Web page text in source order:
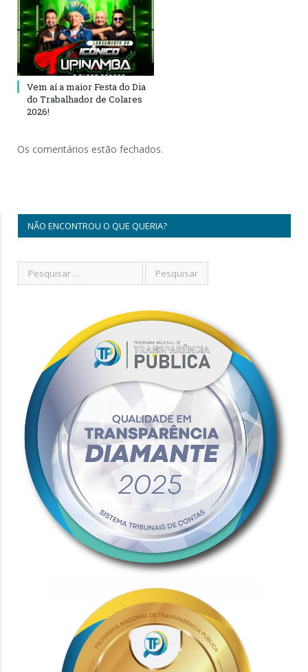
Vem aí a maior Festa do Dia
do Trabalhador de Colares
2026!
Os comentários estão fechados.
NÃO ENCONTROU O QUE QUERIA?